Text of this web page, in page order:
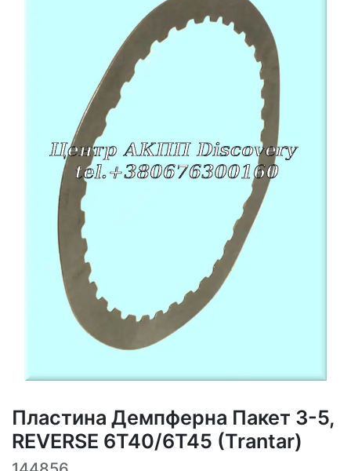
Пластина Демпферна Пакет 3-5,
REVERSE 6T40/6T45 (Trantar)